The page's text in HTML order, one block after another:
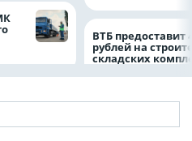
ВТБ предоставит
рублей на
складских